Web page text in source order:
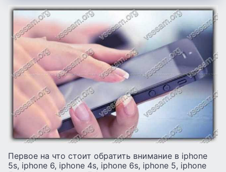
Первое на что стоит обратить внимание в iphone
5s, iphone 6, iphone 4s, iphone 6s, iphone 5, iphone